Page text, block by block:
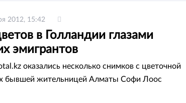
2012, 15:42
в Голландии глазами
эмигрантов
оказались несколько снимков с цветочной
бывшей жительницей Алматы Софи Лоос